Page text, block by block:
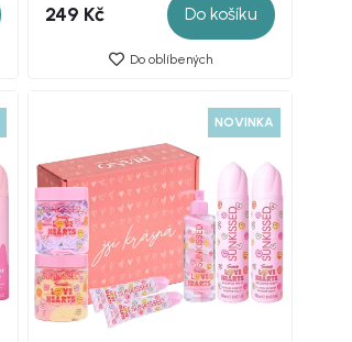
249 Kč Do košíku
Do oblíbených
NOVINKA